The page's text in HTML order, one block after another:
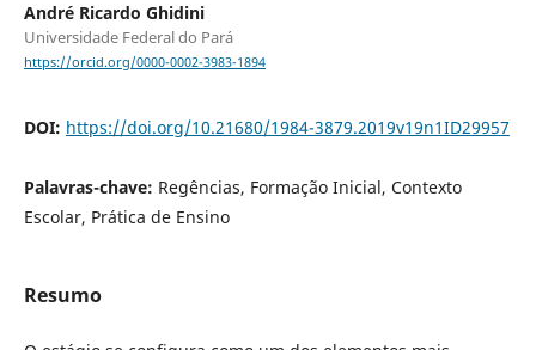
André Ricardo Ghidini
Universidade Federal do Pará
https://orcid.org/0000-0002-3983-1894
DOI: https://doi.org/10.21680/1984-3879.2019v19n1ID29957
Palavras-chave: Regências, Formação Inicial, Contexto
Escolar, Prática de Ensino
Resumo